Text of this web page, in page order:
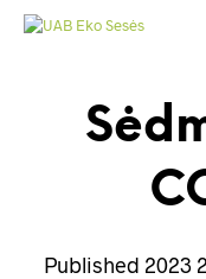
Published 2023